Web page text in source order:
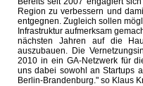
Region zu verbessern und
entgegnen. Zugleich sollen
Infrastruktur aufmerksam
nächsten Jahren auf die
auszubauen. Die
2010 in ein GA-Netzwerk für
uns dabei sowohl an Startups
Berlin-Brandenburg." so Klaus